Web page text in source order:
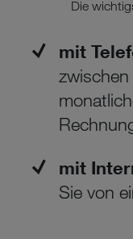
Die
mit
mit
Sie von